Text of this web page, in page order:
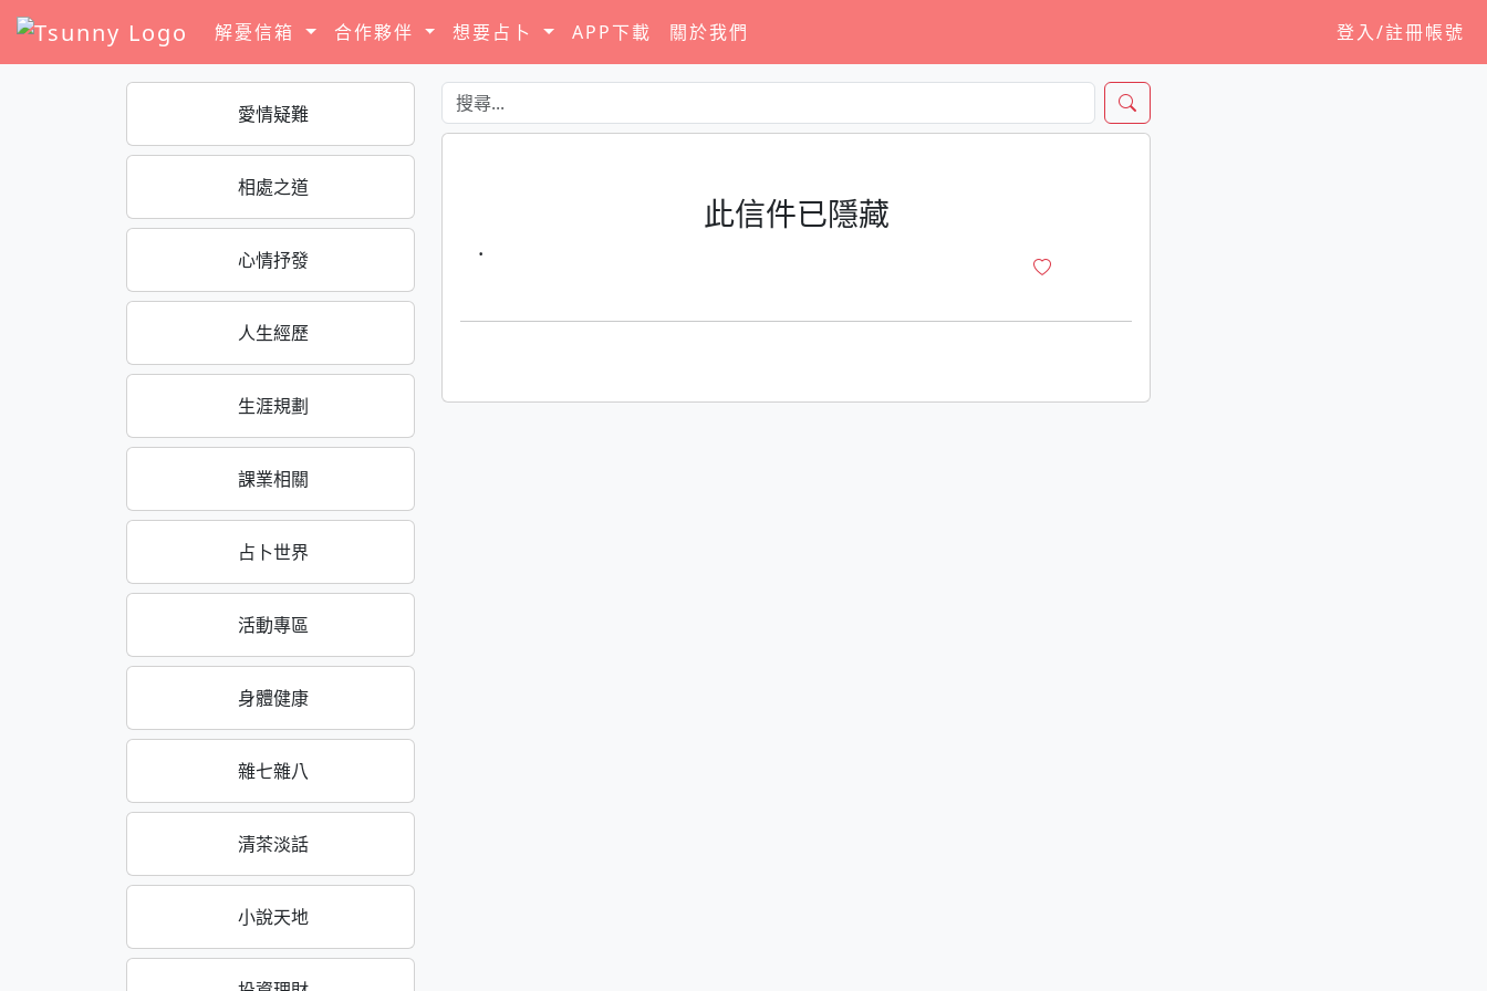
解憂信箱 合作夥伴 想要占卜 APP下載 關於我們 登入/註冊帳號
愛情疑難
相處之道
心情抒發
人生經歷
生涯規劃
課業相關
占卜世界
活動專區
身體健康
雜七雜八
清茶淡話
小說天地
此信件已隱藏
·